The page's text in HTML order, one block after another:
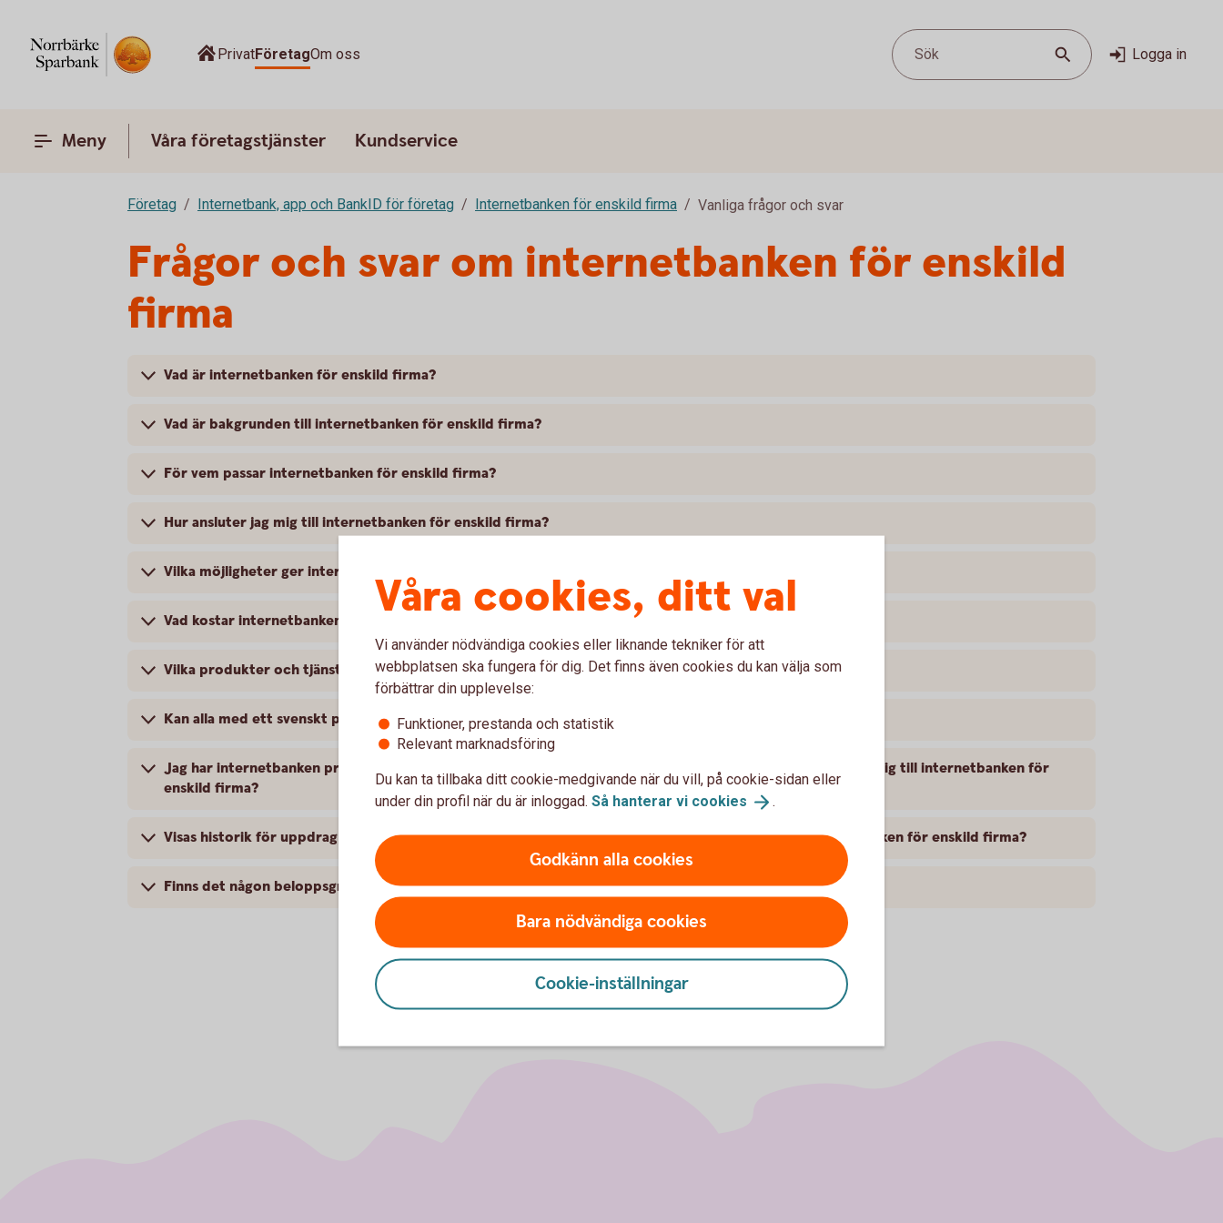
PrivatFöretagOm oss Sök Logga in
Meny Våra företagstjänster Kundservice
Företag Internetbank, app och BankID för företag Internetbanken för enskild firma Vanliga frågor och svar
Frågor och svar om internetbanken för enskild
firma
Vad är internetbanken för enskild firma?
Vad är bakgrunden till internetbanken för enskild firma?
För vem passar internetbanken för enskild firma?
Hur ansluter jag mig till internetbanken för enskild firma?
Vilka möjligheter ger internetbanken för enskild firma mig som kund?
Vad kostar internetbanken för enskild firma?
Vilka produkter och tjänster kan jag ansluta mig till med internetbanken för enskild firma?
Kan alla med ett svenskt personnummer ansluta sig till internetbanken för enskild firma?
Jag har internetbanken privat och Bankgiro. Vad händer med insättningsuppgifterna om jag uppgraderar mig till internetbanken för
enskild firma?
Visas historik för uppdrag, t.ex. betalningar som är gjorda, i privatdelen eller företagsdelen av internetbanken för enskild firma?
Finns det någon beloppsgräns för överföringar och betalningar via internetbanken/mobilbanken?
Våra cookies, ditt val
Vi använder nödvändiga cookies eller liknande tekniker för att
webbplatsen ska fungera för dig. Det finns även cookies du kan välja som
förbättrar din upplevelse:
Funktioner, prestanda och statistik
Relevant marknadsföring
Du kan ta tillbaka ditt cookie-medgivande när du vill, på cookie-sidan eller
under din profil när du är inloggad. Så hanterar vi cookies .
Godkänn alla cookies
Bara nödvändiga cookies
Cookie-inställningar